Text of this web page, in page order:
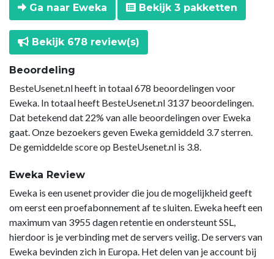
Ga naar Eweka Bekijk 3 pakketten
Bekijk 678 review(s)
Beoordeling
BesteUsenet.nl heeft in totaal 678 beoordelingen voor
Eweka. In totaal heeft BesteUsenet.nl 3137 beoordelingen.
Dat betekend dat 22% van alle beoordelingen over Eweka
gaat. Onze bezoekers geven Eweka gemiddeld 3.7 sterren.
De gemiddelde score op BesteUsenet.nl is 3.8.
Eweka Review
Eweka is een usenet provider die jou de mogelijkheid geeft
om eerst een proefabonnement af te sluiten. Eweka heeft een
maximum van 3955 dagen retentie en ondersteunt SSL,
hierdoor is je verbinding met de servers veilig. De servers van
Eweka bevinden zich in Europa. Het delen van je account bij